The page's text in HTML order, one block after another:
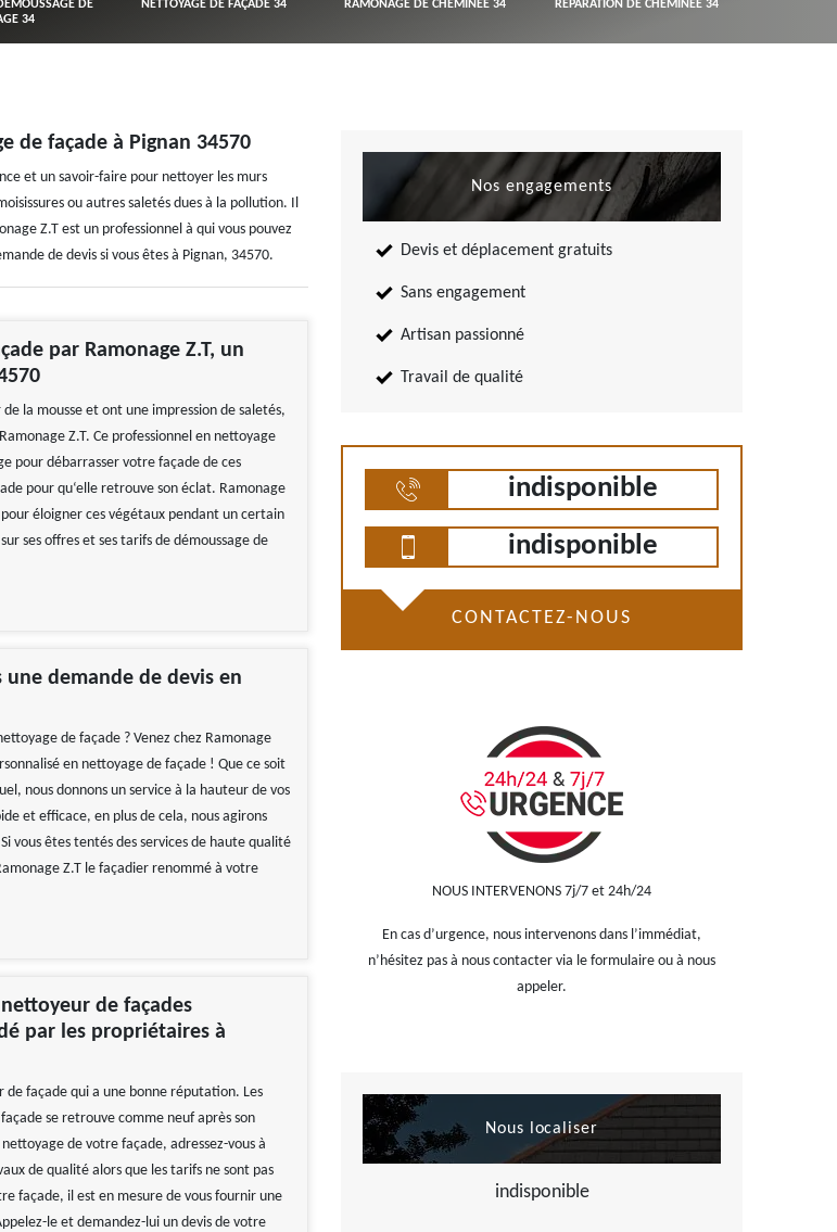
DE
34
NETTOYAGE DE FAÇADE 34 RAMONAGE DE CHEMINÉE 34 RÉPARATION DE CHEMINÉE 34
de façade à Pignan 34570
et un savoir-faire pour nettoyer les murs
ou autres saletés dues à la pollution. Il
Z.T est un professionnel à qui vous pouvez
de devis si vous êtes à Pignan, 34570.
par Ramonage Z.T, un
la mousse et ont une impression de saletés,
Z.T. Ce professionnel en nettoyage
pour débarrasser votre façade de ces
pour qu‘elle retrouve son éclat. Ramonage
éloigner ces végétaux pendant un certain
ses offres et ses tarifs de démoussage de
une demande de devis en
de façade ? Venez chez Ramonage
en nettoyage de façade ! Que ce soit
nous donnons un service à la hauteur de vos
et efficace, en plus de cela, nous agirons
vous êtes tentés des services de haute qualité
Z.T le façadier renommé à votre
de façades
par les propriétaires à
de façade qui a une bonne réputation. Les
se retrouve comme neuf après son
de votre façade, adressez-vous à
de qualité alors que les tarifs ne sont pas
façade, il est en mesure de vous fournir une
le et demandez-lui un devis de votre
Nos engagements
Devis et déplacement gratuits
Sans engagement
Artisan passionné
Travail de qualité
indisponible
indisponible
CONTACTEZ-NOUS
NOUS INTERVENONS 7j/7 et 24h/24
En cas d’urgence, nous intervenons dans l’immédiat,
n’hésitez pas à nous contacter via le formulaire ou à nous
appeler.
Nous localiser
indisponible